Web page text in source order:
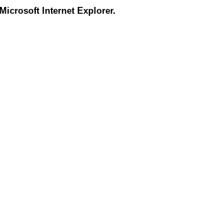
מצגת זו מכילה תוכן אשר ייתכן כי לא יוצג כראוי בדפדפן שלך. מצגת זו הוטבה לגרסאות מאוחרות יותר של Microsoft Internet Explorer.